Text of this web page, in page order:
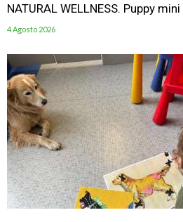
NATURAL WELLNESS. Puppy
4 Agosto 2026